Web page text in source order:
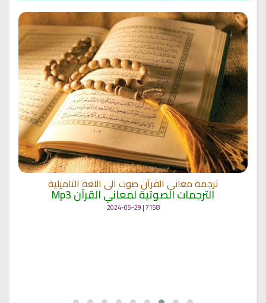
ترجمة معاني القرآن صوت الى اللغة التاميلية
الترجمات الصوتية لمعاني القرآن Mp3
7158 | 2024-05-29